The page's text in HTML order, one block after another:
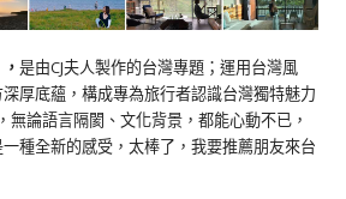
， 是由CJ夫人製作的台灣專題；運用台灣風
厚底蘊，構成專為旅行者認識台灣獨特魅力
，無論語言隔閡、文化背景，都能心動不已，
種全新的感受，太棒了，我要推薦朋友來台